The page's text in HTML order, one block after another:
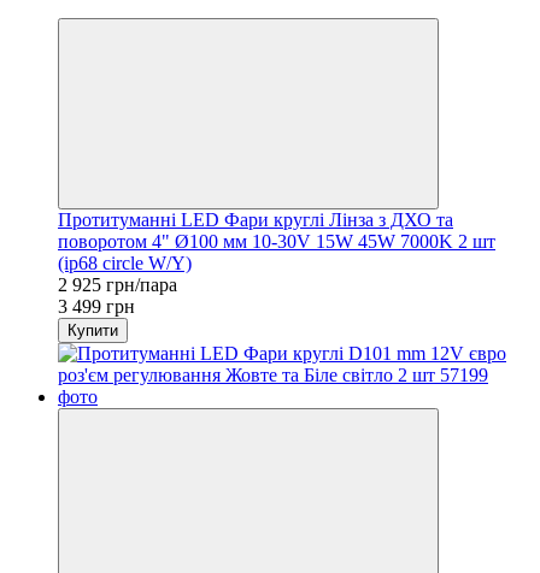
Протитуманні LED Фари круглі Лінза з ДХО та
поворотом 4" Ø100 мм 10-30V 15W 45W 7000K 2 шт
(ip68 circle W/Y)
2 925 грн/пара
3 499 грн
Купити